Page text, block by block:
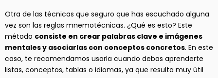
Otra de las técnicas que seguro que has escuchado alguna
vez son las reglas mnemotécnicas. ¿Qué es esto? Este
método consiste en crear palabras clave e imágenes
mentales y asociarlas con conceptos concretos. En este
caso, te recomendamos usarla cuando debas aprenderte
listas, conceptos, tablas o idiomas, ya que resulta muy útil